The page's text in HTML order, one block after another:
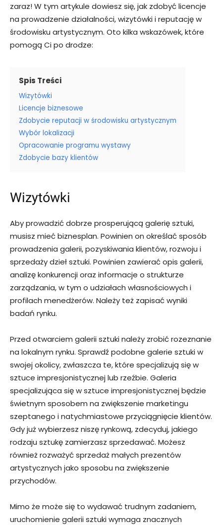
zaraz! W tym artykule dowiesz się, jak zdobyć licencje
na prowadzenie działalności, wizytówki i reputację w
środowisku artystycznym. Oto kilka wskazówek, które
pomogą Ci po drodze:
Spis Treści
Wizytówki
Licencje biznesowe
Zdobycie reputacji w środowisku artystycznym
Wybór lokalizacji
Opracowanie programu wystawy
Zdobycie bazy klientów
Wizytówki
Aby prowadzić dobrze prosperującą galerię sztuki,
musisz mieć biznesplan. Powinien on określać sposób
prowadzenia galerii, pozyskiwania klientów, rozwoju i
sprzedaży dzieł sztuki. Powinien zawierać opis galerii,
analizę konkurencji oraz informacje o strukturze
zarządzania, w tym o udziałach własnościowych i
profilach menedżerów. Należy też zapisać wyniki
badań rynku.
Przed otwarciem galerii sztuki należy zrobić rozeznanie
na lokalnym rynku. Sprawdź podobne galerie sztuki w
swojej okolicy, zwłaszcza te, które specjalizują się w
sztuce impresjonistycznej lub rzeźbie. Galeria
specjalizująca się w sztuce impresjonistycznej będzie
świetnym sposobem na zwiększenie marketingu
szeptanego i natychmiastowe przyciągnięcie klientów.
Gdy już wybierzesz niszę rynkową, zdecyduj, jakiego
rodzaju sztukę zamierzasz sprzedawać. Możesz
również rozważyć sprzedaż małych prezentów
artystycznych jako sposobu na zwiększenie
przychodów.
Mimo że może się to wydawać trudnym zadaniem,
uruchomienie galerii sztuki wymaga znacznych